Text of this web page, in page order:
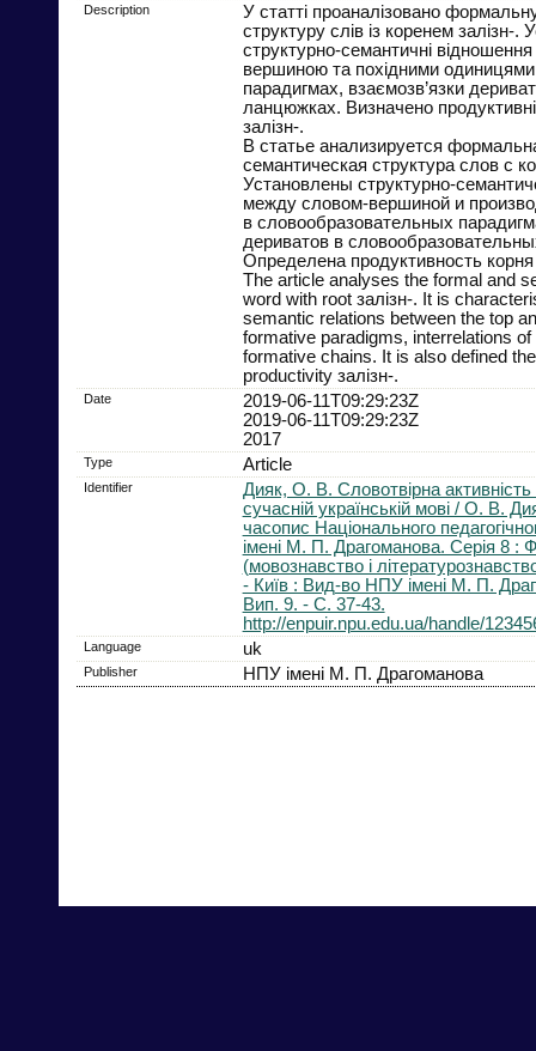
Description
У статті проаналізовано
структуру слів із коренем залізн-.
структурно-семантичні
вершиною та похідними одиницями
парадигмах, взаємозв’язки
ланцюжках. Визначено
залізн-.
В статье анализируется
семантическая структура слов с
Установлены структурно-
между словом-вершиной и
в словообразовательных
дериватов в
Определена продуктивность корня
The article analyses the formal and
word with root залізн-. It is
semantic relations between the top
formative paradigms, interrelations
formative chains. It is also defined
productivity залізн-.
Date
2019-06-11T09:29:23Z
2019-06-11T09:29:23Z
2017
Type Article
Identifier
Дияк, О. В. Словотвірна активність
сучасній українській мові / О. В.
часопис Національного
імені М. П. Драгоманова. Серія 8 :
(мовознавство і
- Київ : Вид-во НПУ імені М. П.
Вип. 9. - С. 37-43.
http://enpuir.npu.edu.ua/handle/
Language uk
Publisher НПУ імені М. П. Драгоманова